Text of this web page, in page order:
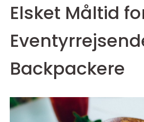
Elsket Måltid
Backpackere